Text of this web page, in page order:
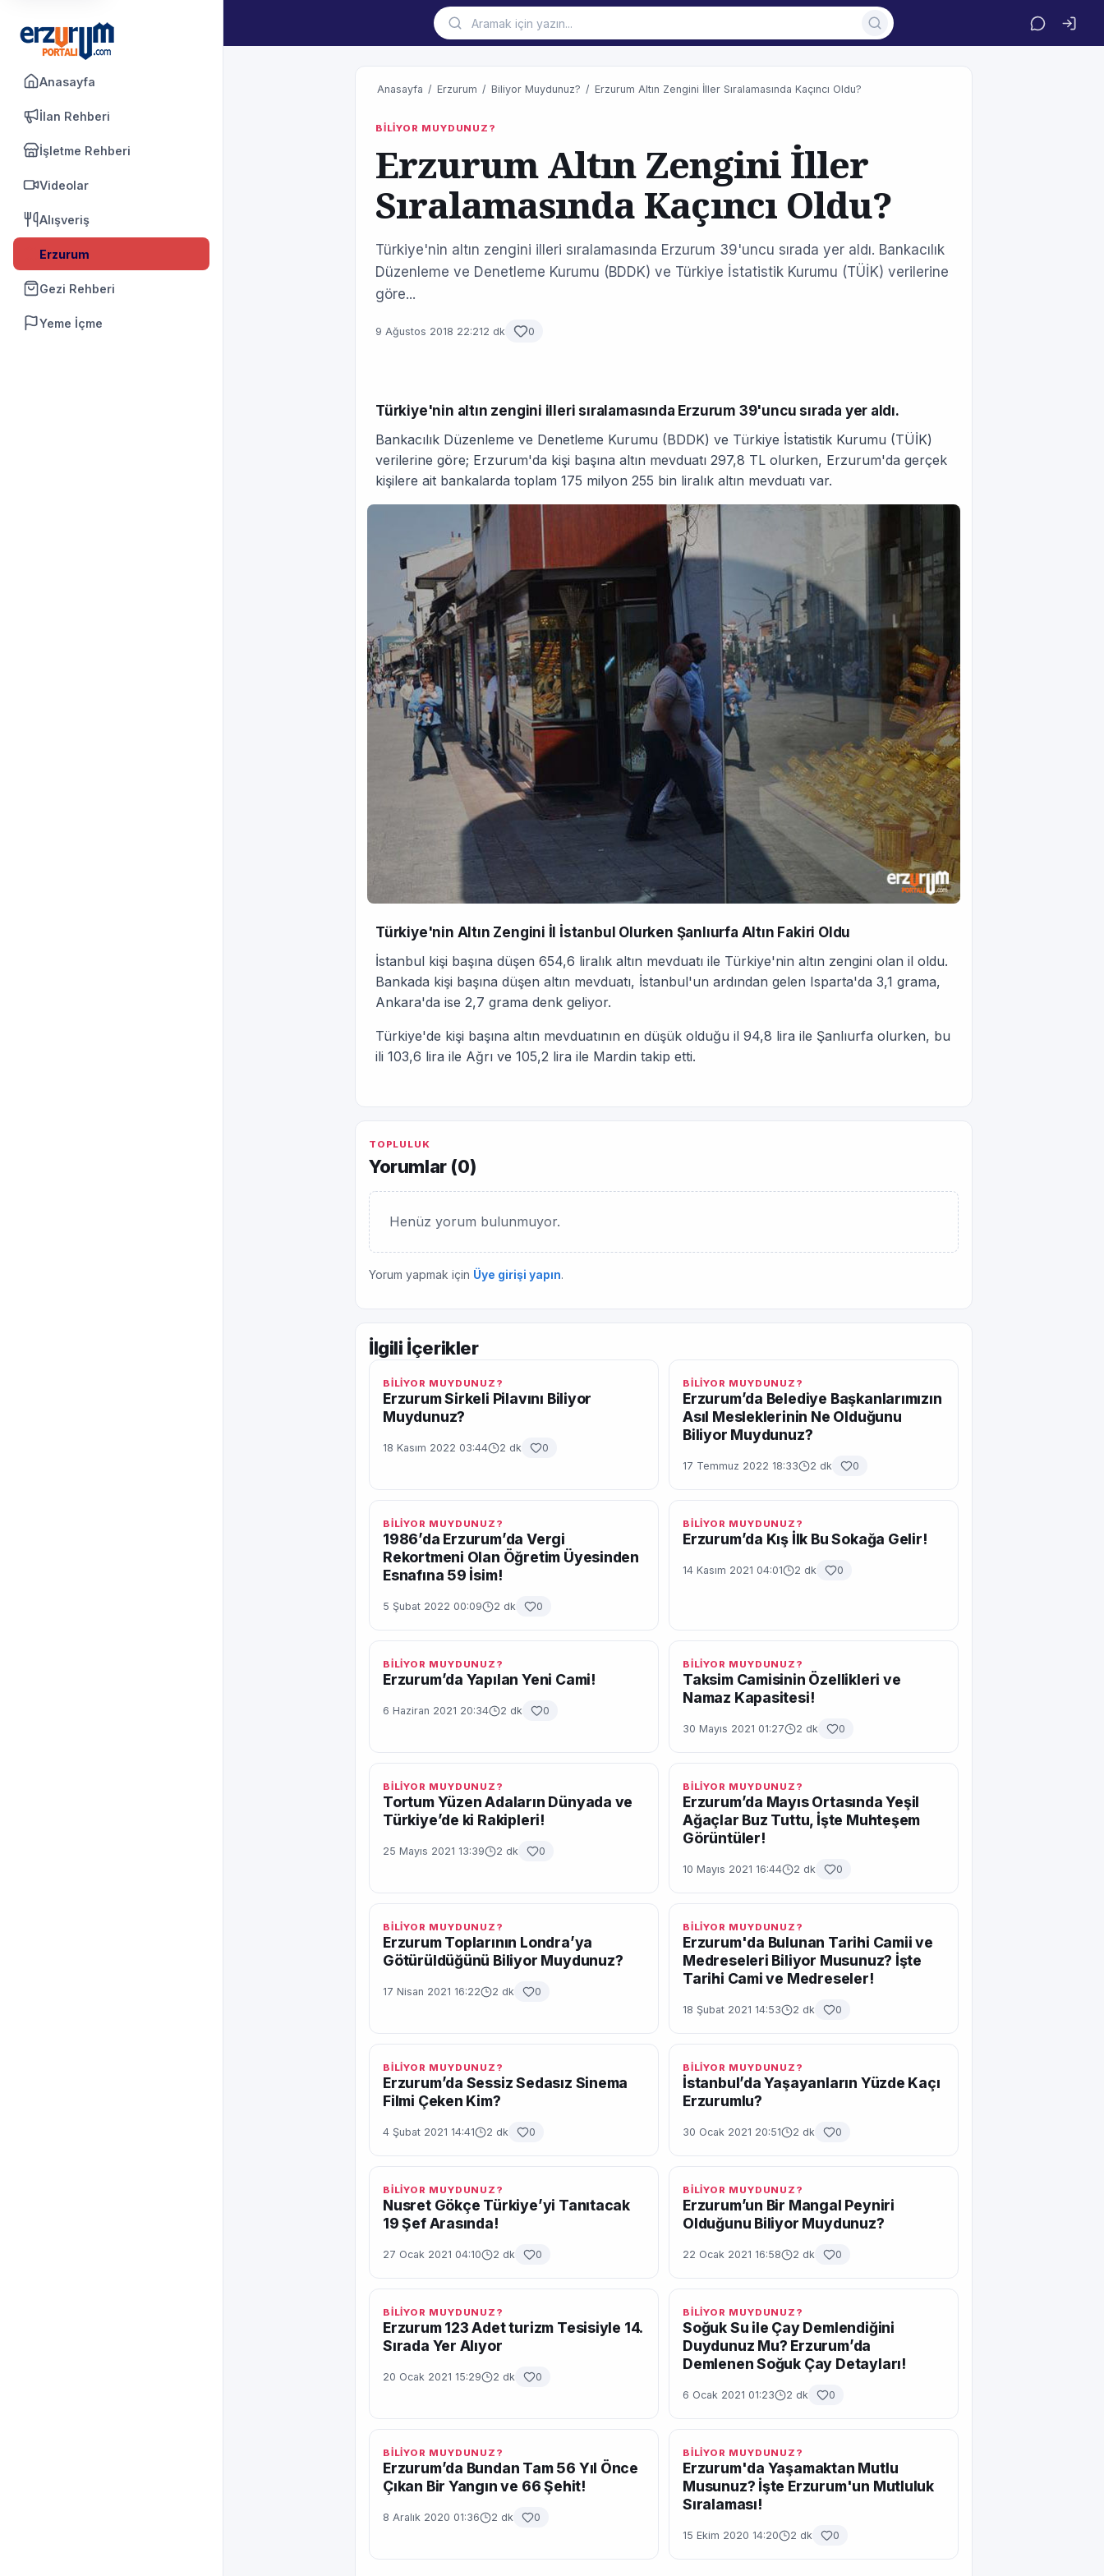
Anasayfa
İlan Rehberi
İşletme Rehberi
Videolar
Alışveriş
Erzurum
Gezi Rehberi
Yeme İçme
Anasayfa / Erzurum / Biliyor Muydunuz? / Erzurum Altın Zengini İller Sıralamasında Kaçıncı Oldu?
BİLİYOR MUYDUNUZ?
Erzurum Altın Zengini İller
Sıralamasında Kaçıncı Oldu?
Türkiye'nin altın zengini illeri sıralamasında Erzurum 39'uncu sırada yer aldı. Bankacılık
Düzenleme ve Denetleme Kurumu (BDDK) ve Türkiye İstatistik Kurumu (TÜİK) verilerine
göre...
9 Ağustos 2018 22:212 dk 0
Türkiye'nin altın zengini illeri sıralamasında Erzurum 39'uncu sırada yer aldı.
Bankacılık Düzenleme ve Denetleme Kurumu (BDDK) ve Türkiye İstatistik Kurumu (TÜİK)
verilerine göre; Erzurum'da kişi başına altın mevduatı 297,8 TL olurken, Erzurum'da gerçek
kişilere ait bankalarda toplam 175 milyon 255 bin liralık altın mevduatı var.
Türkiye'nin Altın Zengini İl İstanbul Olurken Şanlıurfa Altın Fakiri Oldu
İstanbul kişi başına düşen 654,6 liralık altın mevduatı ile Türkiye'nin altın zengini olan il oldu.
Bankada kişi başına düşen altın mevduatı, İstanbul'un ardından gelen Isparta'da 3,1 grama,
Ankara'da ise 2,7 grama denk geliyor.
Türkiye'de kişi başına altın mevduatının en düşük olduğu il 94,8 lira ile Şanlıurfa olurken, bu
ili 103,6 lira ile Ağrı ve 105,2 lira ile Mardin takip etti.
TOPLULUK
Yorumlar (0)
Henüz yorum bulunmuyor.
Yorum yapmak için Üye girişi yapın.
İlgili İçerikler
BİLİYOR MUYDUNUZ?
Erzurum Sirkeli Pilavını Biliyor
Muydunuz?
18 Kasım 2022 03:44 2 dk 0
BİLİYOR MUYDUNUZ?
Erzurum’da Belediye Başkanlarımızın
Asıl Mesleklerinin Ne Olduğunu
Biliyor Muydunuz?
17 Temmuz 2022 18:33 2 dk 0
BİLİYOR MUYDUNUZ?
1986’da Erzurum’da Vergi
Rekortmeni Olan Öğretim Üyesinden
Esnafına 59 İsim!
5 Şubat 2022 00:09 2 dk 0
BİLİYOR MUYDUNUZ?
Erzurum’da Kış İlk Bu Sokağa Gelir!
14 Kasım 2021 04:01 2 dk 0
BİLİYOR MUYDUNUZ?
Erzurum’da Yapılan Yeni Cami!
6 Haziran 2021 20:34 2 dk 0
BİLİYOR MUYDUNUZ?
Taksim Camisinin Özellikleri ve
Namaz Kapasitesi!
30 Mayıs 2021 01:27 2 dk 0
BİLİYOR MUYDUNUZ?
Tortum Yüzen Adaların Dünyada ve
Türkiye’de ki Rakipleri!
25 Mayıs 2021 13:39 2 dk 0
BİLİYOR MUYDUNUZ?
Erzurum’da Mayıs Ortasında Yeşil
Ağaçlar Buz Tuttu, İşte Muhteşem
Görüntüler!
10 Mayıs 2021 16:44 2 dk 0
BİLİYOR MUYDUNUZ?
Erzurum Toplarının Londra’ya
Götürüldüğünü Biliyor Muydunuz?
17 Nisan 2021 16:22 2 dk 0
BİLİYOR MUYDUNUZ?
Erzurum'da Bulunan Tarihi Camii ve
Medreseleri Biliyor Musunuz? İşte
Tarihi Cami ve Medreseler!
18 Şubat 2021 14:53 2 dk 0
BİLİYOR MUYDUNUZ?
Erzurum’da Sessiz Sedasız Sinema
Filmi Çeken Kim?
4 Şubat 2021 14:41 2 dk 0
BİLİYOR MUYDUNUZ?
İstanbul’da Yaşayanların Yüzde Kaçı
Erzurumlu?
30 Ocak 2021 20:51 2 dk 0
BİLİYOR MUYDUNUZ?
Nusret Gökçe Türkiye’yi Tanıtacak
19 Şef Arasında!
27 Ocak 2021 04:10 2 dk 0
BİLİYOR MUYDUNUZ?
Erzurum’un Bir Mangal Peyniri
Olduğunu Biliyor Muydunuz?
22 Ocak 2021 16:58 2 dk 0
BİLİYOR MUYDUNUZ?
Erzurum 123 Adet turizm Tesisiyle 14.
Sırada Yer Alıyor
20 Ocak 2021 15:29 2 dk 0
BİLİYOR MUYDUNUZ?
Soğuk Su ile Çay Demlendiğini
Duydunuz Mu? Erzurum’da
Demlenen Soğuk Çay Detayları!
6 Ocak 2021 01:23 2 dk 0
BİLİYOR MUYDUNUZ?
Erzurum’da Bundan Tam 56 Yıl Önce
Çıkan Bir Yangın ve 66 Şehit!
8 Aralık 2020 01:36 2 dk 0
BİLİYOR MUYDUNUZ?
Erzurum'da Yaşamaktan Mutlu
Musunuz? İşte Erzurum'un Mutluluk
Sıralaması!
15 Ekim 2020 14:20 2 dk 0